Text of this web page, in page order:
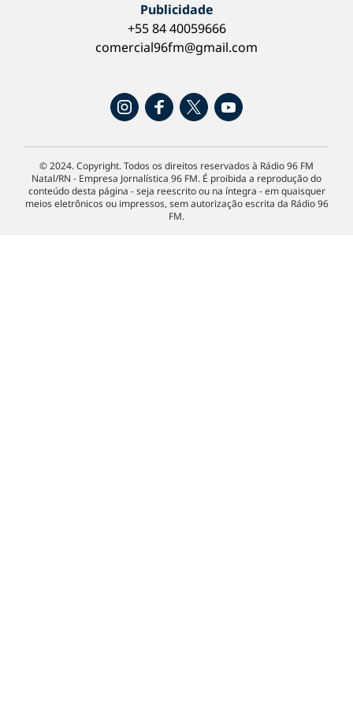
Publicidade
+55 84 40059666
comercial96fm@gmail.com
© 2024. Copyright. Todos os direitos reservados à Rádio 96 FM
Natal/RN - Empresa Jornalística 96 FM. É proibida a reprodução do
conteúdo desta página - seja reescrito ou na íntegra - em quaisquer
meios eletrônicos ou impressos, sem autorização escrita da Rádio 96
FM.